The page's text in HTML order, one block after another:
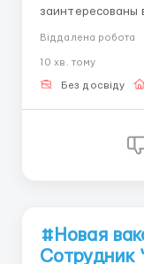
Возьму 5
100$ в день за 2-
средствами на
Віддалена робота
10 хв. тому
Без досвіду
#Новая
Сотрудник